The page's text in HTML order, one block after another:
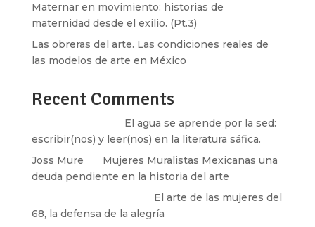
Maternar en movimiento: historias de
maternidad desde el exilio. (Pt.3)
Las obreras del arte. Las condiciones reales de
las modelos de arte en México
Recent Comments
El agua se aprende por la sed:
escribir(nos) y leer(nos) en la literatura sáfica.
Joss Mure
Mujeres Muralistas Mexicanas una
deuda pendiente en la historia del arte
El arte de las mujeres del
68, la defensa de la alegría